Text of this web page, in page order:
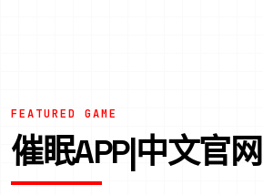
FEATURED GAME
催眠APP|中文官网